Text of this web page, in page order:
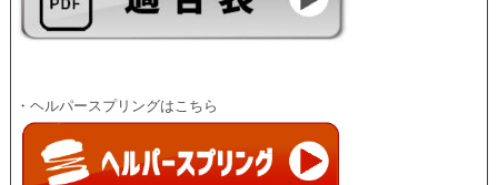
・ヘルパースプリングはこちら